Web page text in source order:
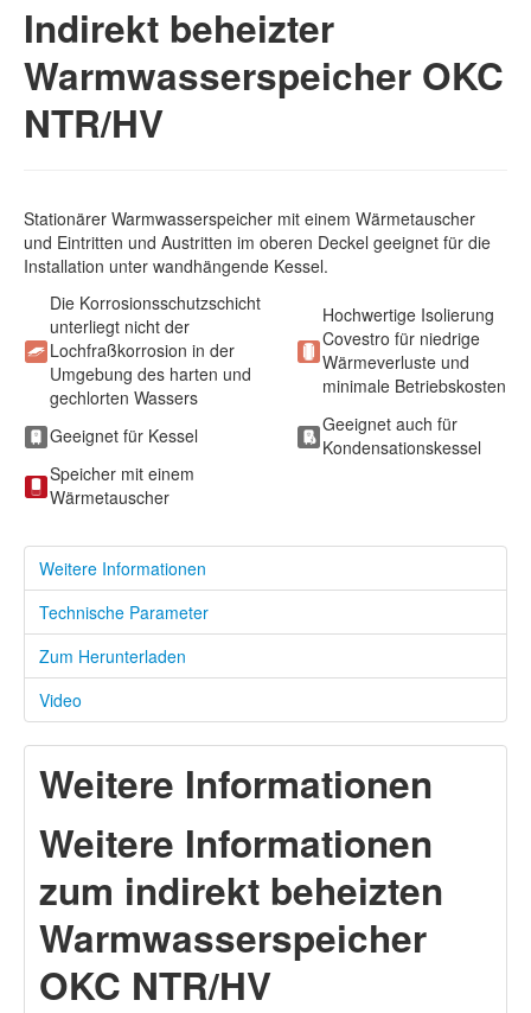
Indirekt beheizter
Warmwasserspeicher OKC
NTR/HV
Stationärer Warmwasserspeicher mit einem Wärmetauscher
und Eintritten und Austritten im oberen Deckel geeignet für die
Installation unter wandhängende Kessel.
Die Korrosionsschutzschicht
unterliegt nicht der
Lochfraßkorrosion in der
Umgebung des harten und
gechlorten Wassers
Hochwertige Isolierung
Covestro für niedrige
Wärmeverluste und
minimale Betriebskosten
Geeignet für Kessel
Geeignet auch für
Kondensationskessel
Speicher mit einem
Wärmetauscher
Weitere Informationen
Technische Parameter
Zum Herunterladen
Video
Weitere Informationen
Weitere Informationen
zum indirekt beheizten
Warmwasserspeicher
OKC NTR/HV